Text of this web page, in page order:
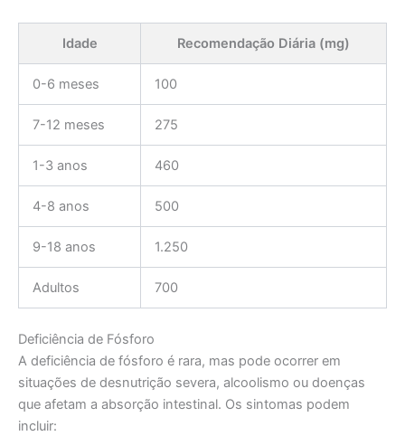
Idade Recomendação Diária (mg)
0-6 meses 100
7-12 meses 275
1-3 anos 460
4-8 anos 500
9-18 anos 1.250
Adultos 700
Deficiência de Fósforo
A deficiência de fósforo é rara, mas pode ocorrer em
situações de desnutrição severa, alcoolismo ou doenças
que afetam a absorção intestinal. Os sintomas podem
incluir: